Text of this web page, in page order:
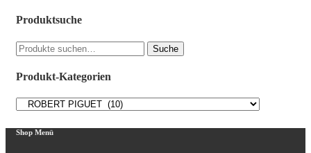
Produktsuche
Suche
nach:
Suche
Produkt-Kategorien
Shop Menü